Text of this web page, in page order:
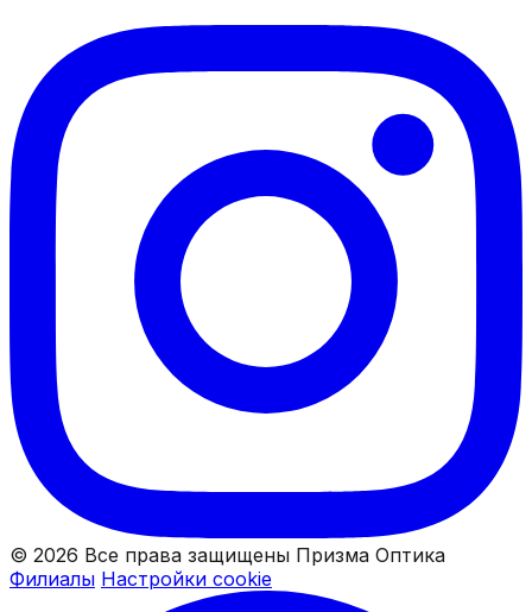
© 2026 Все права защищены Призма Оптика
Филиалы Настройки cookie